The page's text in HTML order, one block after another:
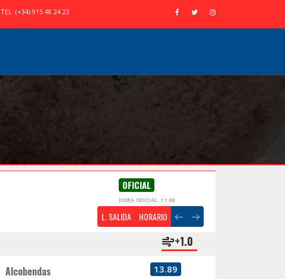
TEL: (+34) 915 48 24 23
OFICIAL
HORA OFICIAL: 11:08
L. SALIDA HORARIO
+1.0
Alcobendas 13.89